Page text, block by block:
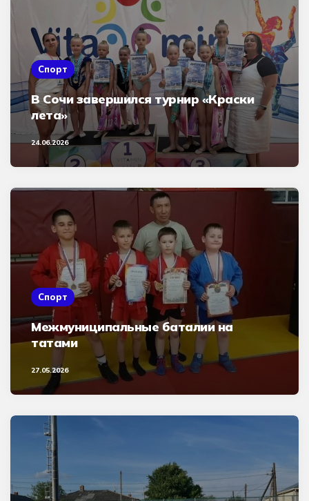
Спорт
В Сочи завершился турнир «Краски
лета»
24.06.2026
Спорт
Межмуниципальные баталии на
татами
27.05.2026